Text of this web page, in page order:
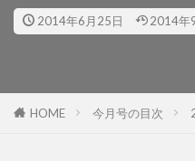
2014年6月25日 2014年
HOME 今月号の目次